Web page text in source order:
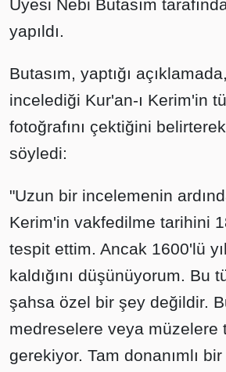
Üyesi Nebi Butasım
yapıldı.
Butasım, yaptığı
incelediği Kur'an-ı Kerim'in
fotoğrafını çektiğini
söyledi:
"Uzun bir incelemenin
Kerim'in vakfedilme tarihini
tespit ettim. Ancak 1600'lü
kaldığını düşünüyorum. Bu
şahsa özel bir şey değildir.
medreselere veya müzelere
gerekiyor. Tam donanımlı